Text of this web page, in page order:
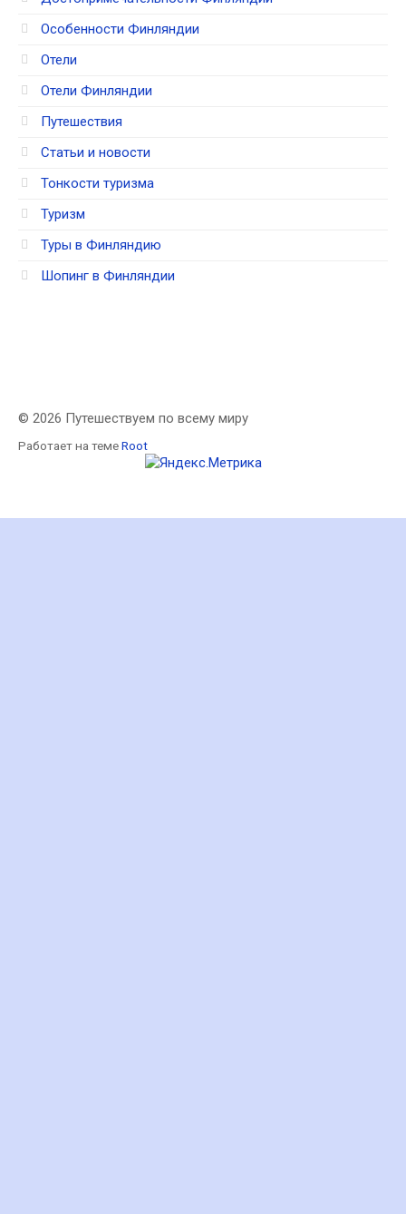
Особенности Финляндии
Отели
Отели Финляндии
Путешествия
Статьи и новости
Тонкости туризма
Туризм
Туры в Финляндию
Шопинг в Финляндии
© 2026 Путешествуем по всему миру
Работает на темеRoot